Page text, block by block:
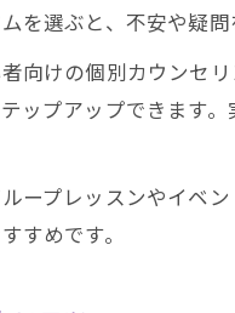
ジム設備を
安心して通え
ジム選びで
初心者が
を選ぶと、不安や疑
向けの個別カウンセ
ップアップできます
ープレッスンやイベ
すめです。